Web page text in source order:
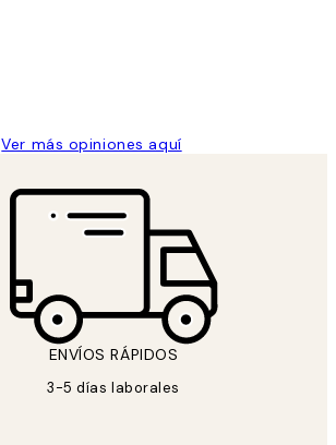
Ver más opiniones aquí
ENVÍOS RÁPIDOS
3-5 días laborales